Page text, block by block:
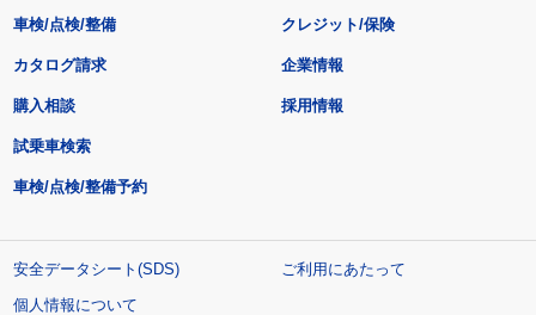
車検/点検/整備 クレジット/保険
カタログ請求
購入相談
試乗車検索
車検/点検/整備予約
企業情報
採用情報
安全データシート(SDS)
ご利用にあたって
個人情報について